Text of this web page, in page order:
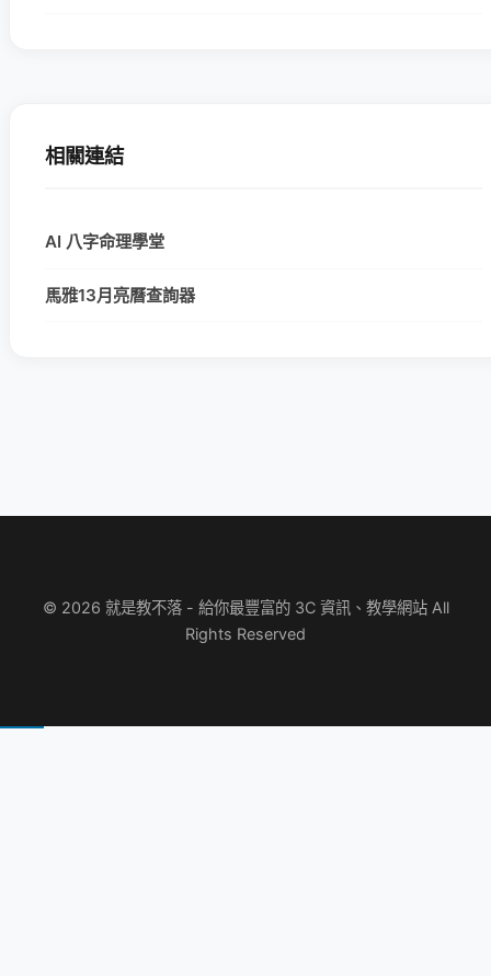
相關連結
AI 八字命理學堂
馬雅13月亮曆查詢器
© 2026 就是教不落 - 給你最豐富的 3C 資訊、教學網站 All
Rights Reserved